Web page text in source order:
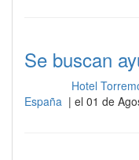
Se buscan
Hotel
España | el 01 de